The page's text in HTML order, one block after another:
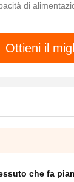
di
Ottieni il
che fa